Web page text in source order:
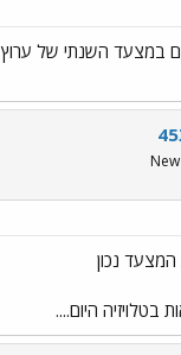
במצעד השנתי של ערוץ 24
המצעד נכון
בטלויזיה היום....